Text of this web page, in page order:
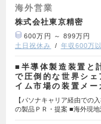
海外営業
株式会社東京精密
600万円 ～ 899万円
土日祝休み
年収600万
■半導体製造装置と
で圧倒的な世界シ
イム市場の装置メ
【パソナキャリア経由での
の製品ＰＲ・提案 ■海外現